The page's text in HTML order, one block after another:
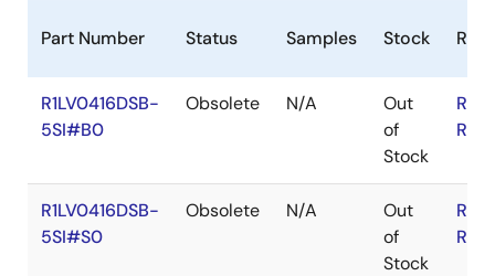
Part Number Status Samples Stock
R1LV0416DSB-
5SI#B0
Obsolete N/A
Out
of
Stock
R1LV0416DSB-
5SI#S0
Obsolete N/A
Out
of
Stock